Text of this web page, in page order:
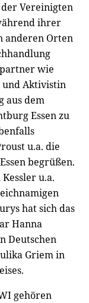
der Vereinigten
ihrer
anderen Orten
wie
und Aktivistin
aus dem
Essen zu
u.a. die
begrüßen.
u.a.
hat sich das
Hanna
Deutschen
Griem in
gehören